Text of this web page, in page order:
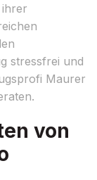
stressfrei und
Maurer
von